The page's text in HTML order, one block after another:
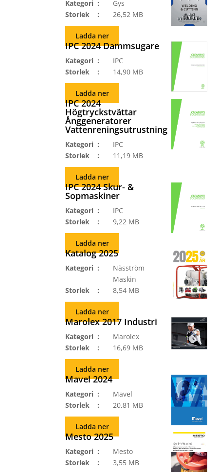
Kategori
Gys
Storlek
26,52 MB
Ladda ner
IPC 2024 Dammsugare
Kategori
IPC
Storlek
14,90 MB
Ladda ner
IPC 2024
Högtryckstvättar
Ånggeneratorer
Vattenreningsutrustning
Kategori
IPC
Storlek
11,19 MB
Ladda ner
IPC 2024 Skur- &
Sopmaskiner
Kategori
IPC
Storlek
9,22 MB
Ladda ner
Katalog 2025
Kategori
Näsström
Maskin
Storlek
8,54 MB
Ladda ner
Marolex 2017 Industri
Kategori
Marolex
Storlek
16,69 MB
Ladda ner
Mavel 2024
Kategori
Mavel
Storlek
20,81 MB
Ladda ner
Mesto 2025
Kategori
Mesto
Storlek
3,55 MB